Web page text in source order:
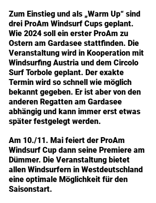
Zum Einstieg und als „Warm Up“ sind
drei ProAm Windsurf Cups geplant.
Wie 2024 soll ein erster ProAm zu
Ostern am Gardasee stattfinden. Die
Veranstaltung wird in Kooperation mit
Windsurfing Austria und dem Circolo
Surf Torbole geplant. Der exakte
Termin wird so schnell wie möglich
bekannt gegeben. Er ist aber von den
anderen Regatten am Gardasee
abhängig und kann immer erst etwas
später festgelegt werden.
Am 10./11. Mai feiert der ProAm
Windsurf Cup dann seine Premiere am
Dümmer. Die Veranstaltung bietet
allen Windsurfern in Westdeutschland
eine optimale Möglichkeit für den
Saisonstart.